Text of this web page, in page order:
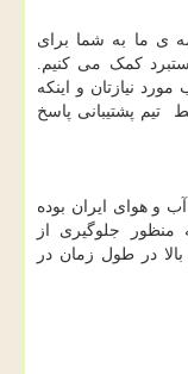
ی ما به شما برای
کمک می کنیم.
نیازتان و اینکه
تیم پشتیبانی پاسخ
و هوای ایران بوده
منظور جلوگیری از
در طول زمان در